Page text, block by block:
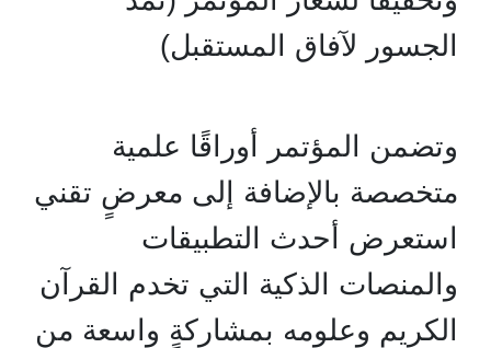
الجسور لآفاق المستقبل)
وتضمن المؤتمر أوراقًا علمية
متخصصة بالإضافة إلى معرضٍ تقني
استعرض أحدث التطبيقات
والمنصات الذكية التي تخدم القرآن
الكريم وعلومه بمشاركةٍ واسعة من